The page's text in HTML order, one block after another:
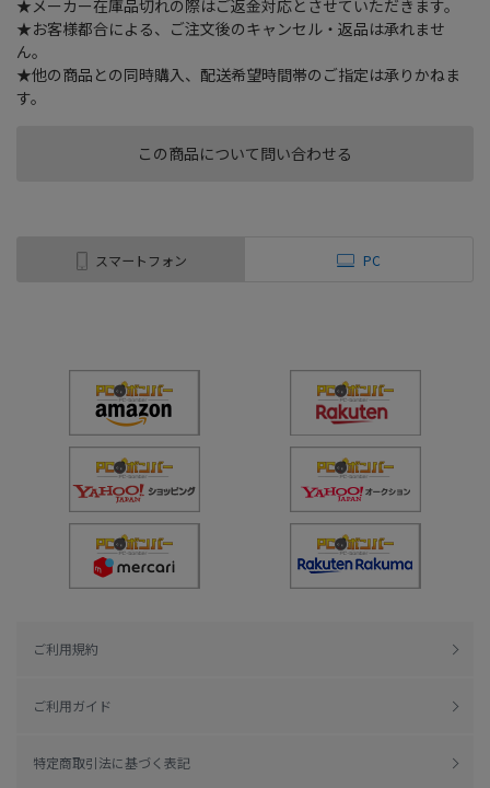
この商品について問い合わせる
★メーカー在庫品切れの際はご返金対応とさせていただきます。
★お客様都合による、ご注文後のキャンセル・返品は承れませ
ん。
★他の商品との同時購入、配送希望時間帯のご指定は承りかねま
す。
スマートフォン PC
ご利用規約
ご利用ガイド
特定商取引法に基づく表記